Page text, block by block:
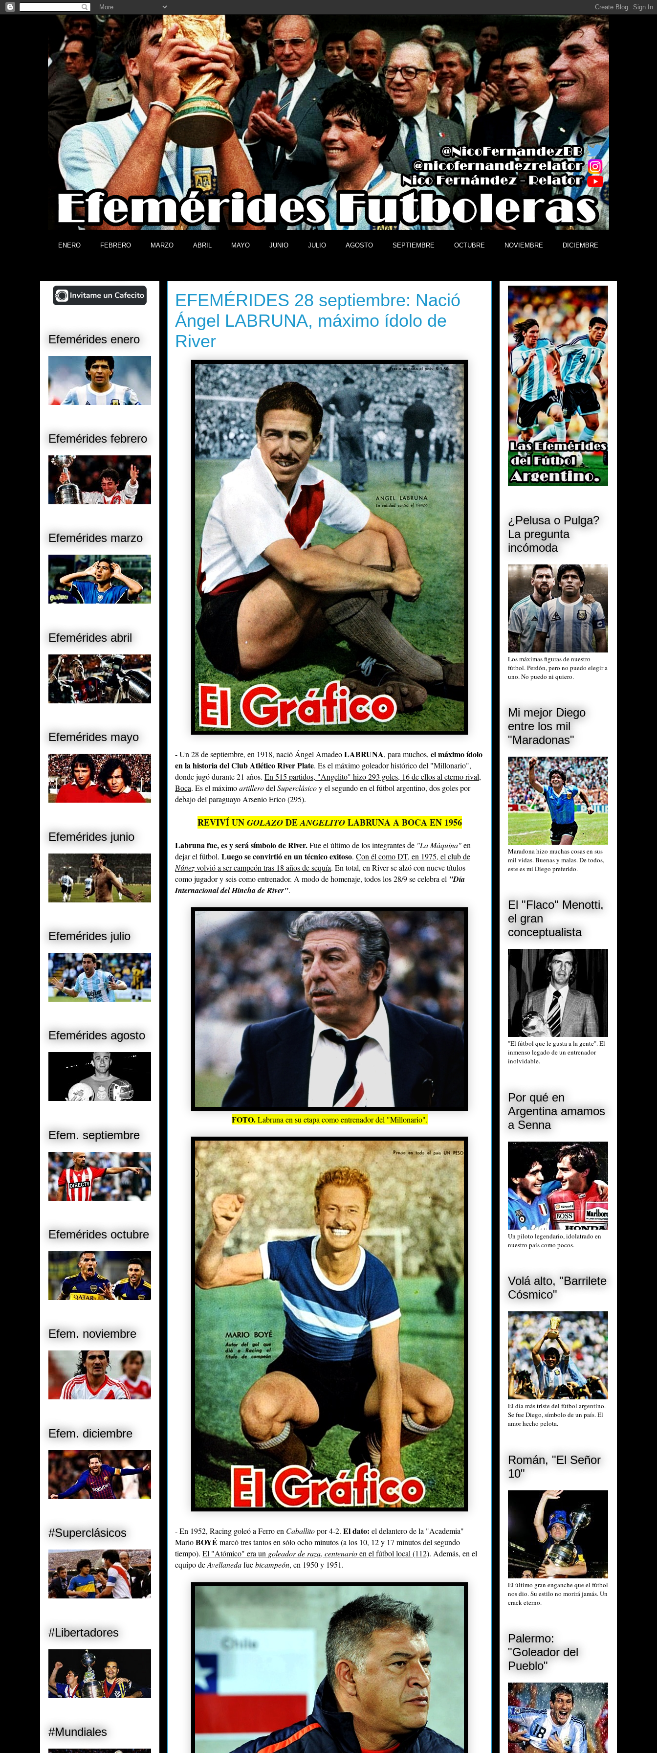
ENERO FEBRERO MARZO ABRIL MAYO JUNIO JULIO AGOSTO SEPTIEMBRE OCTUBRE NOVIEMBRE DICIEMBRE
EFEMÉRIDES 28 septiembre: Nació
Ángel LABRUNA, máximo ídolo de
River
- Un 28 de septiembre, en 1918, nació Ángel AmadeoLABRUNA, para muchos, el máximo ídolo
en la historia del Club Atlético River Plate. Es el máximo goleador histórico del "Millonario",
donde jugó durante 21 años. En 515 partidos, "Angelito" hizo 293 goles, 16 de ellos al eterno rival,
Boca. Es el máximoartillerodel Superclásicoy el segundo en el fútbol argentino, dos goles por
debajo del paraguayo Arsenio Erico (295).
REVIVÍ UN GOLAZO DEANGELITO LABRUNA A BOCA EN 1956
Labruna fue, es y será símbolo de River.Fue el último de los integrantes de "La Máquina"en
dejar el fútbol. Luego se convirtió en un técnico exitoso. Con él como DT, en 1975, el club de
Núñezvolvió a ser campeón tras 18 años de sequía. En total, en River se alzó con nueve títulos
como jugador y seis como entrenador. A modo de homenaje, todos los 28/9 se celebra el "Día
Internacional del Hincha de River".
FOTO.Labruna en su etapa como entrenador del "Millonario".
- En 1952, Racing goleó a Ferro en Caballitopor 4-2. El dato: el delantero de la "Academia"
MarioBOYÉ marcó tres tantos en sólo ocho minutos (a los 10, 12 y 17 minutos del segundo
tiempo). El "Atómico" era un goleador de raza, centenarioen el fútbol local (112). Además, en el
equipo deAvellanedafuebicampeón, en 1950 y 1951.
Efemérides enero
Efemérides febrero
Efemérides marzo
Efemérides abril
Efemérides mayo
Efemérides junio
Efemérides julio
Efemérides agosto
Efem. septiembre
Efemérides octubre
Efem. noviembre
Efem. diciembre
#Superclásicos
#Libertadores
#Mundiales
¿Pelusa o Pulga?
La pregunta
incómoda
Los máximas figuras de nuestro
fútbol. Perdón, pero no puedo elegir a
uno. No puedo ni quiero.
Mi mejor Diego
entre los mil
"Maradonas"
Maradona hizo muchas cosas en sus
mil vidas. Buenas y malas. De todos,
este es mi Diego preferido.
El "Flaco" Menotti,
el gran
conceptualista
"El fútbol que le gusta a la gente". El
inmenso legado de un entrenador
inolvidable.
Por qué en
Argentina amamos
a Senna
Un piloto legendario, idolatrado en
nuestro país como pocos.
Volá alto, "Barrilete
Cósmico"
El día más triste del fútbol argentino.
Se fue Diego, símbolo de un país. El
amor hecho pelota.
Román, "El Señor
10"
El último gran enganche que el fútbol
nos dio. Su estilo no morirá jamás. Un
crack eterno.
Palermo:
"Goleador del
Pueblo"